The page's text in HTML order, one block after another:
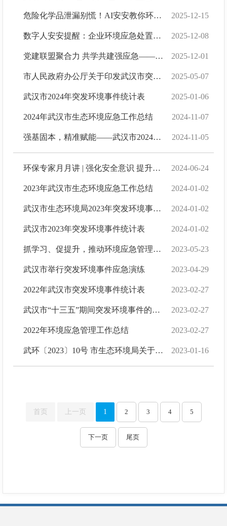
危险化学品泄漏别慌！AI安安教你环境风险应急处置 2025-12-15
数字人安安提醒：企业环境应急处置“火灾篇”指南，请收好！ 2025-12-08
党建联盟聚合力 共学共建强应急——武汉市生态环境安全中心参加“核”护荆楚2025核事故应急... 2025-12-01
市人民政府办公厅关于印发武汉市突发环境事件应急预案的通知 2025-05-07
武汉市2024年突发环境事件统计表 2025-01-06
2024年武汉市生态环境应急工作总结 2024-11-07
强基固本，精准赋能——武汉市2024年核与辐射监测能力建设（市区两级辐射环境监测人员培训... 2024-11-05
环保专家月月讲 | 强化安全意识 提升应急能力 2024-06-24
2023年武汉市生态环境应急工作总结 2024-01-02
武汉市生态环境局2023年突发环境事件应急预案备案登记表 2024-01-02
武汉市2023年突发环境事件统计表 2024-01-02
抓学习、促提升，推动环境应急管理上台阶——市生态环境局举办2023年突发环境事件应急管理... 2023-05-23
武汉市举行突发环境事件应急演练 2023-04-29
2022年武汉市突发环境事件统计表 2023-02-27
武汉市“十三五”期间突发环境事件的情况说明 2023-02-27
2022年环境应急管理工作总结 2023-02-27
武环〔2023〕10号 市生态环境局关于印发《武汉市重污染天气应急预案》的通知 2023-01-16
首页 上一页 1 2 3 4 5
下一页 尾页